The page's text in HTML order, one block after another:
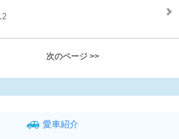
次のページ >>
愛車紹介